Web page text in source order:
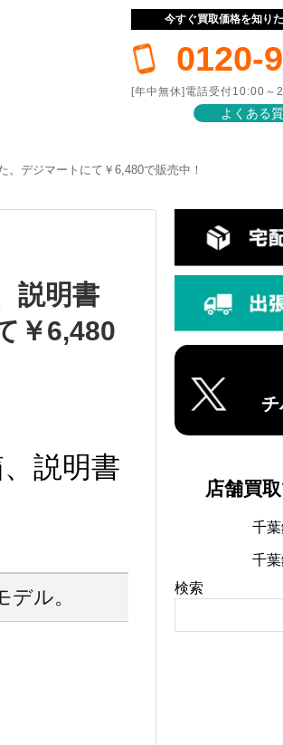
今すぐ買取価格を知り
0120-
[年中無休]電話受付10:00～
よくある
デジマートにて￥6,480で販売中！
説明書
￥6,480
説明書
ル。
店舗買
千
千
検索